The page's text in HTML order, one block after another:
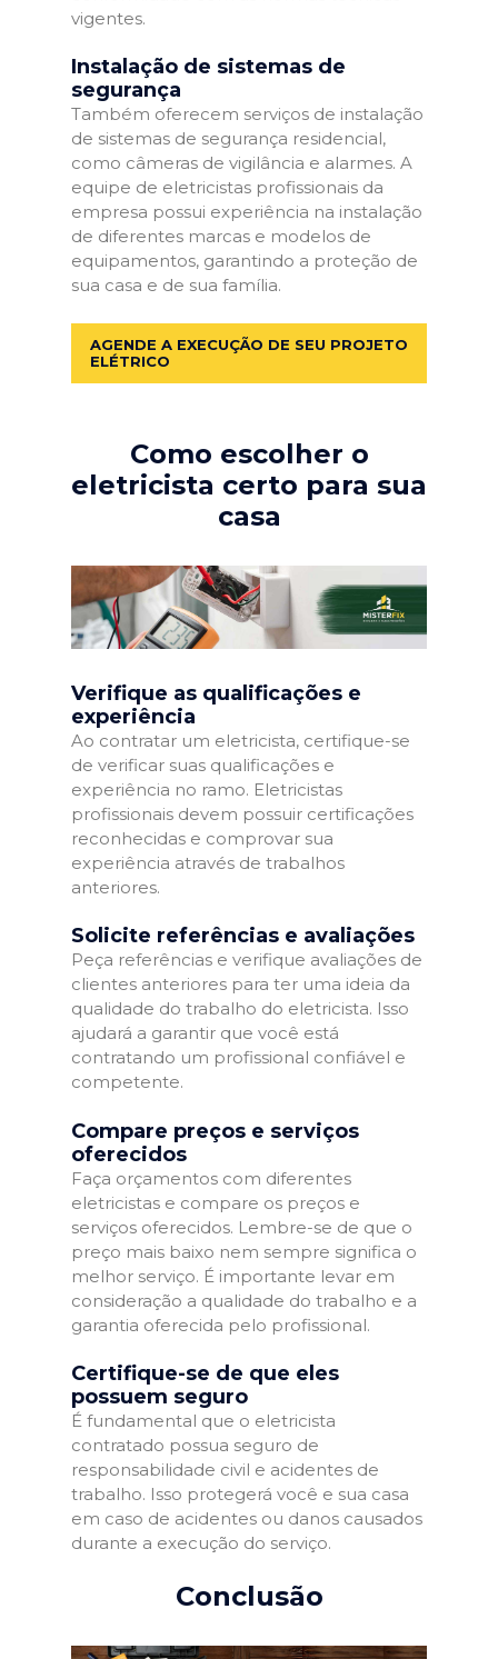
vigentes.
Instalação de sistemas de
segurança
Também oferecem serviços de instalação
de sistemas de segurança residencial,
como câmeras de vigilância e alarmes. A
equipe de eletricistas profissionais da
empresa possui experiência na instalação
de diferentes marcas e modelos de
equipamentos, garantindo a proteção de
sua casa e de sua família.
AGENDE A EXECUÇÃO DE SEU PROJETO
ELÉTRICO
Como escolher o
eletricista certo para sua
casa
Verifique as qualificações e
experiência
Ao contratar um eletricista, certifique-se
de verificar suas qualificações e
experiência no ramo. Eletricistas
profissionais devem possuir certificações
reconhecidas e comprovar sua
experiência através de trabalhos
anteriores.
Solicite referências e avaliações
Peça referências e verifique avaliações de
clientes anteriores para ter uma ideia da
qualidade do trabalho do eletricista. Isso
ajudará a garantir que você está
contratando um profissional confiável e
competente.
Compare preços e serviços
oferecidos
Faça orçamentos com diferentes
eletricistas e compare os preços e
serviços oferecidos. Lembre-se de que o
preço mais baixo nem sempre significa o
melhor serviço. É importante levar em
consideração a qualidade do trabalho e a
garantia oferecida pelo profissional.
Certifique-se de que eles
possuem seguro
É fundamental que o eletricista
contratado possua seguro de
responsabilidade civil e acidentes de
trabalho. Isso protegerá você e sua casa
em caso de acidentes ou danos causados
durante a execução do serviço.
Conclusão